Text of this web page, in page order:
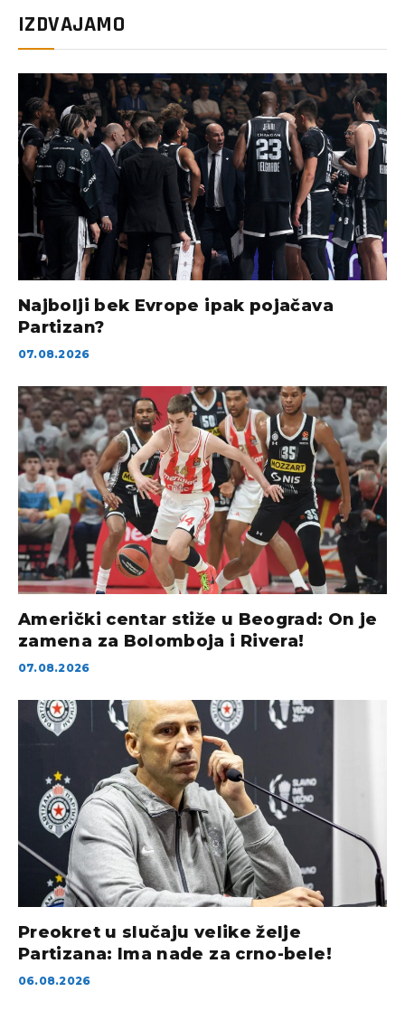
IZDVAJAMO
Najbolji bek Evrope ipak pojačava
Partizan?
07.08.2026
Američki centar stiže u Beograd: On je
zamena za Bolomboja i Rivera!
07.08.2026
Preokret u slučaju velike želje
Partizana: Ima nade za crno-bele!
06.08.2026